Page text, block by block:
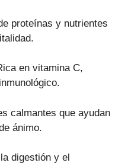
proteínas y nutrientes
en vitamina C,
calmantes que ayudan
ánimo.
digestión y el